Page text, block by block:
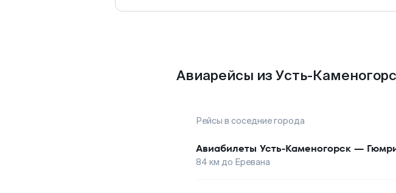
Авиарейсы из Усть-
Рейсы в соседние города
Авиабилеты Усть-Каменогорск —
84 км до Еревана